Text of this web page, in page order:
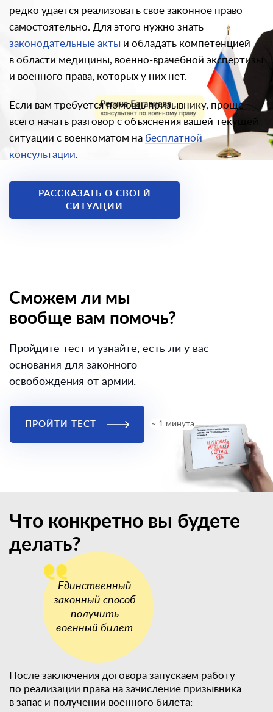
редко удается реализовать свое законное право
самостоятельно. Для этого нужно знать
законодательные акты и обладать компетенцией
в области медицины, военно-врачебной экспертизы
и военного права, которых у них нет.
Если вам требуется помощь призывнику, проще
всего начать разговор с объяснения вашей текущей
ситуации с военкоматом на бесплатной
консультации.
РАССКАЗАТЬ О СВОЕЙ
СИТУАЦИИ
Сможем ли мы
вообще вам помочь?
Пройдите тест и узнайте, есть ли у вас
основания для законного
освобождения от армии.
ПРОЙТИ ТЕСТ ~ 1 минута
Что конкретно вы будете
делать?
После заключения договора запускаем работу
по реализации права на зачисление призывника
в запас и получении военного билета: